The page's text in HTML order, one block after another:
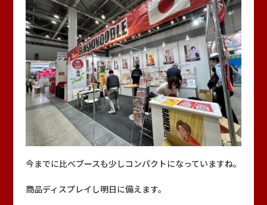
今までに比べブースも少しコンパクトになっていますね。
商品ディスプレイし明日に備えます。